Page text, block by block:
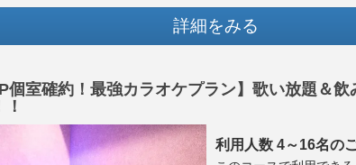
詳細をみる
個室確約！最強カラオケプラン】歌い放題＆
利用人数 4～16名の